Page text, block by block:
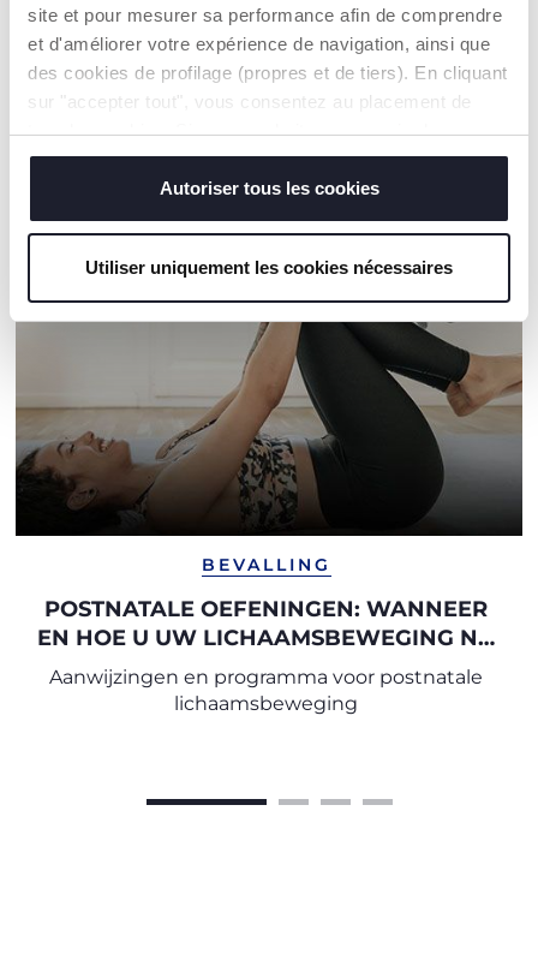
site et pour mesurer sa performance afin de comprendre
et d'améliorer votre expérience de navigation, ainsi que
des cookies de profilage (propres et de tiers). En cliquant
sur "accepter tout", vous consentez au placement de
tous les cookies. Si vous souhaitez en savoir plus ou
modifier ou révoquer le consentement de tous les
cookies ou de certains d'entre eux, cliquez sur "afficher
les détails". En fermant cette bannière, vous consentez à
sont indispensables pour profiter du service demandé.
Autoriser tous les cookies
Utiliser uniquement les cookies nécessaires
Een handelaar vinden
ONZE AANBEVELINGEN
BEVALLING
POSTNATALE OEFENINGEN: WANNEER
EN HOE U UW LICHAAMSBEWEGING NA
DE ZWANGERSCHAP KUNT HERVATTEN
Aanwijzingen en programma voor postnatale
lichaamsbeweging